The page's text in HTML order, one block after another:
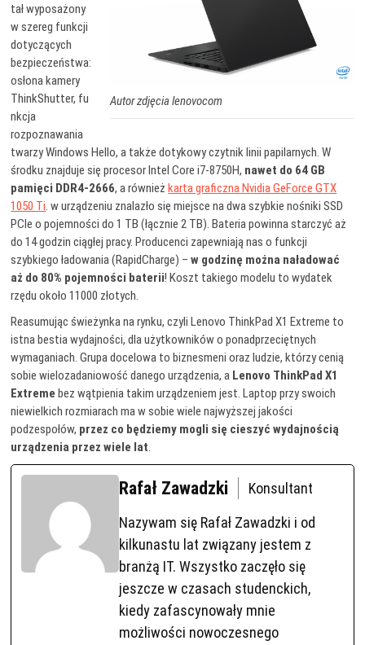
Autor zdjęcia lenovocom
tał wyposażony
w szereg funkcji
dotyczących
bezpieczeństwa:
osłona kamery
ThinkShutter, fu
nkcja
rozpoznawania
twarzy Windows Hello, a także dotykowy czytnik linii papilarnych. W
środku znajduje się procesor Intel Core i7-8750H, nawet do 64 GB
pamięci DDR4-2666, a równieżkarta graficzna Nvidia GeForce GTX
1050 Ti. w urządzeniu znalazło się miejsce na dwa szybkie nośniki SSD
PCIe o pojemności do 1 TB (łącznie 2 TB). Bateria powinna starczyć aż
do 14 godzin ciągłej pracy. Producenci zapewniają nas o funkcji
szybkiego ładowania (RapidCharge) – w godzinę można naładować
aż do 80% pojemności baterii! Koszt takiego modelu to wydatek
rzędu około 11000 złotych.
Reasumując świeżynka na rynku, czyli Lenovo ThinkPad X1 Extreme to
istna bestia wydajności, dla użytkowników o ponadprzeciętnych
wymaganiach. Grupa docelowa to biznesmeni oraz ludzie, którzy cenią
sobie wielozadaniowość danego urządzenia, a Lenovo ThinkPad X1
Extreme bez wątpienia takim urządzeniem jest. Laptop przy swoich
niewielkich rozmiarach ma w sobie wiele najwyższej jakości
podzespołów, przez co będziemy mogli się cieszyć wydajnością
urządzenia przez wiele lat.
Rafał Zawadzki
Konsultant
Nazywam się Rafał Zawadzki i od
kilkunastu lat związany jestem z
branżą IT. Wszystko zaczęło się
jeszcze w czasach studenckich,
kiedy zafascynowały mnie
możliwości nowoczesnego